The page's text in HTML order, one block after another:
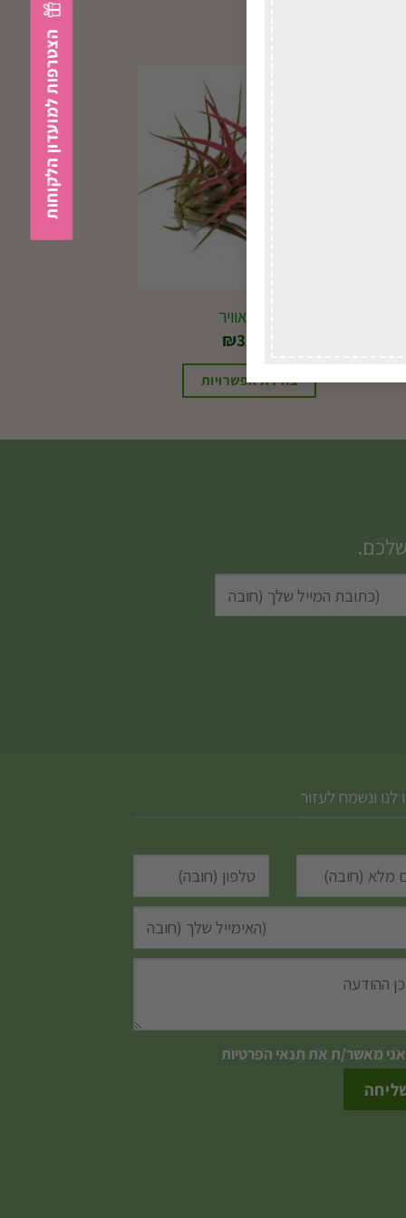
צמח אוויר
₪31.00
בחירת אפשרויות
הצטרפות למועדון הלקוחות
לנו ונשמח לעזור
אני מאשר/ת אתתנאי הפרטיות